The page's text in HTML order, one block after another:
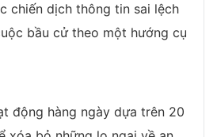
chiến dịch thông tin sai lệch
bầu cử theo một hướng cụ
động hàng ngày dựa trên 20